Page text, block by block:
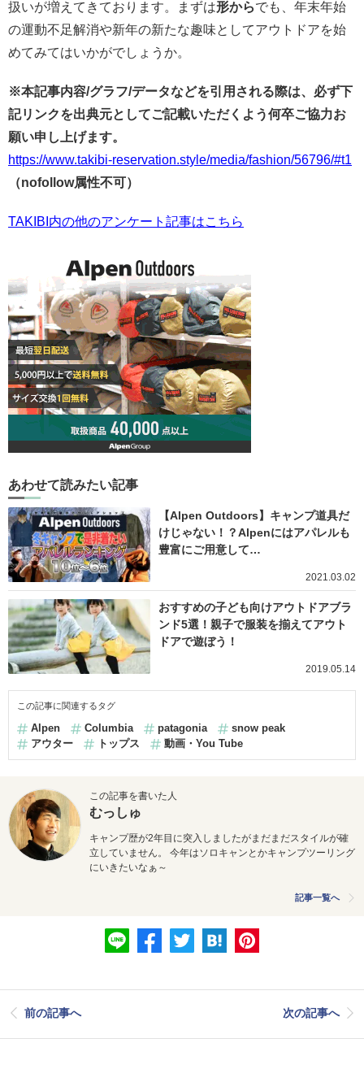
扱いが増えてきております。まずは形からでも、年末年始
の運動不足解消や新年の新たな趣味としてアウトドアを始
めてみてはいかがでしょうか。
※本記事内容/グラフ/データなどを引用される際は、必ず下
記リンクを出典元としてご記載いただくよう何卒ご協力お
願い申し上げます。
https://www.takibi-reservation.style/media/fashion/56796/#t1
（nofollow属性不可）
TAKIBI内の他のアンケート記事はこちら
あわせて読みたい記事
【Alpen Outdoors】キャンプ道具だ
けじゃない！？Alpenにはアパレルも
豊富にご用意して…
2021.03.02
おすすめの子ども向けアウトドアブラ
ンド5選！親子で服装を揃えてアウト
ドアで遊ぼう！
2019.05.14
この記事に関連するタグ
Alpen Columbia patagonia
snow peak
アウター
トップス 動画・You Tube
この記事を書いた人
むっしゅ
キャンプ歴が2年目に突入しましたがまだまだスタイルが確
立していません。 今年はソロキャンとかキャンプツーリング
にいきたいなぁ～
記事一覧へ
前の記事へ 次の記事へ